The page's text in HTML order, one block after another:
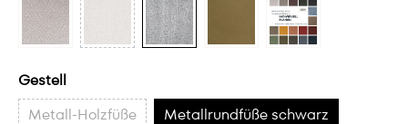
Gestell
Metall-Holzfüße
Metallrundfüße schwarz